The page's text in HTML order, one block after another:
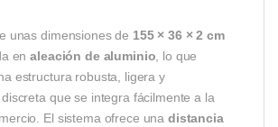
unas dimensiones de 155 × 36 × 2 cm
enaleación de aluminio, lo que
estructura robusta, ligera y
que se integra fácilmente a la
El sistema ofrece una distancia